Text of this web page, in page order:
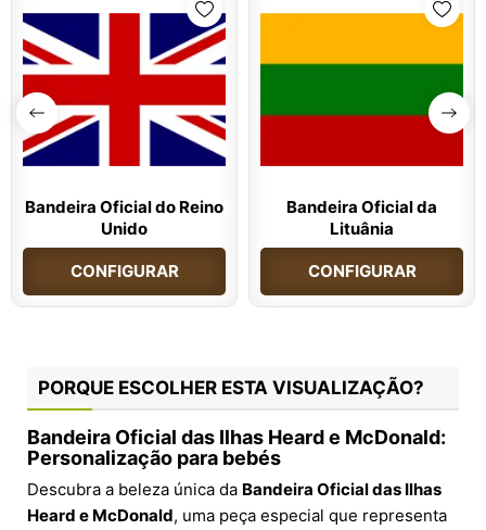
Bandeira Oficial do Reino
Unido
CONFIGURAR
Bandeira Oficial da
Lituânia
CONFIGURAR
PORQUE ESCOLHER ESTA VISUALIZAÇÃO?
Bandeira Oficial das Ilhas Heard e McDonald:
Personalização para bebés
Descubra a beleza única da Bandeira Oficial das Ilhas
Heard e McDonald, uma peça especial que representa